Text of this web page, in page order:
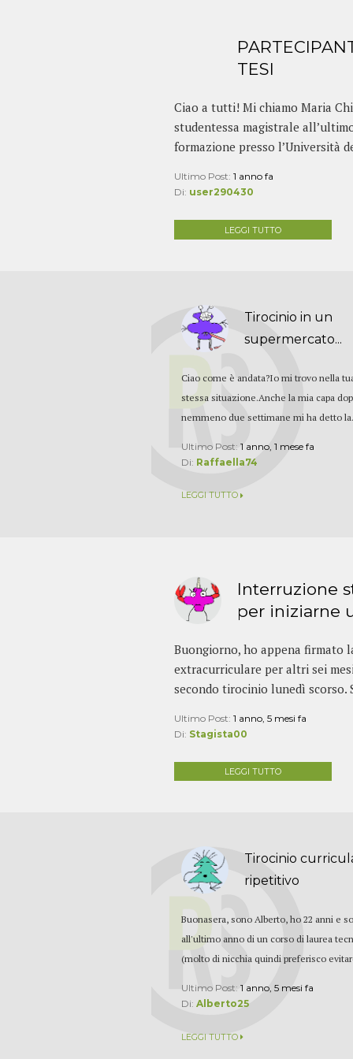
TESI
Ciao a tutti! Mi chiamo Maria
studentessa magistrale
formazione presso l’Università
Ultimo Post: 1 anno fa
Di: user290430
LEGGI TUTTO
Tirocinio in un
supermercato...
Ciao come è andata?Io mi trovo nella
stessa situazione.Anche la mia capa
nemmeno due settimane mi ha detto
Ultimo Post:1 anno, 1 mese fa
Di: Raffaella74
LEGGI TUTTO
Interruzione
per iniziarne
Buongiorno, ho appena firmato
extracurriculare per altri sei
secondo tirocinio lunedì scorso.
Ultimo Post: 1 anno, 5 mesi fa
Di: Stagista00
LEGGI TUTTO
Tirocinio
ripetitivo
Buonasera, sono Alberto, ho 22 anni e
all'ultimo anno di un corso di laurea
(molto di nicchia quindi preferisco
Ultimo Post:1 anno, 5 mesi fa
Di:Alberto25
LEGGI TUTTO